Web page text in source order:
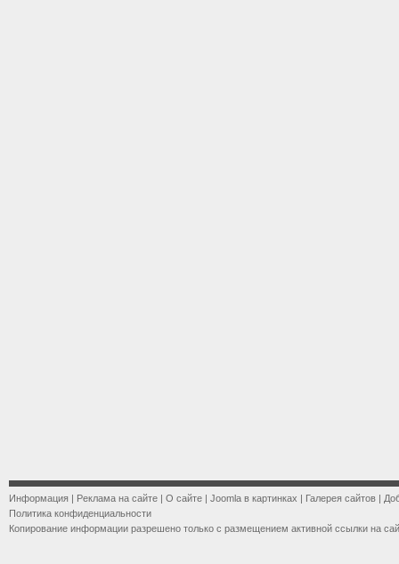
Информация | Реклама на сайте | О сайте | Joomla в картинках | Галерея сайтов |
Политика конфиденциальности
Копирование информации разрешено только с размещением активной ссылки на